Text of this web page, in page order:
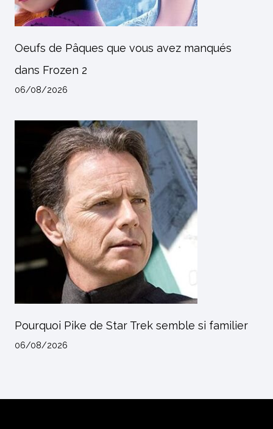
Oeufs de Pâques que vous avez manqués
dans Frozen 2
06/08/2026
Pourquoi Pike de Star Trek semble si familier
06/08/2026